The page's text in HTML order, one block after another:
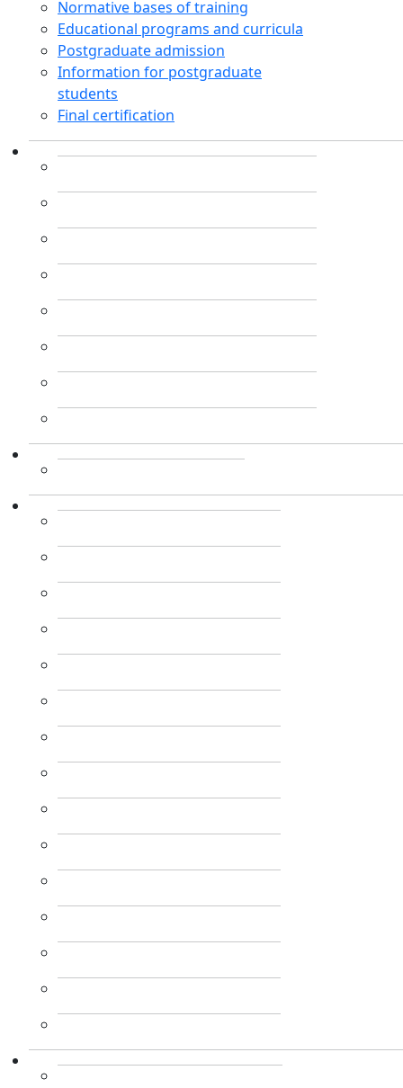
Normative bases of training
Educational programs and curricula
Postgraduate admission
Information for postgraduate
students
Final certification